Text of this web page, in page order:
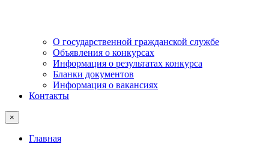
О государственной гражданской службе
Объявления о конкурсах
Информация о результатах конкурса
Бланки документов
Информация о вакансиях
Контакты
×
Главная